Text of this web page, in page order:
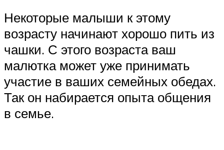
Некоторые малыши к этому
возрасту начинают хорошо пить из
чашки. С этого возраста ваш
малютка может уже принимать
участие в ваших семейных обедах.
Так он набирается опыта общения
в семье.